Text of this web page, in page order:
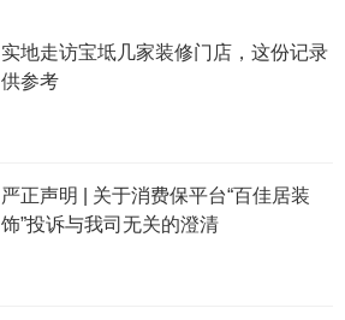
实地走访宝坻几家装修门店，这份记录
供参考
严正声明 | 关于消费保平台“百佳居装
饰”投诉与我司无关的澄清